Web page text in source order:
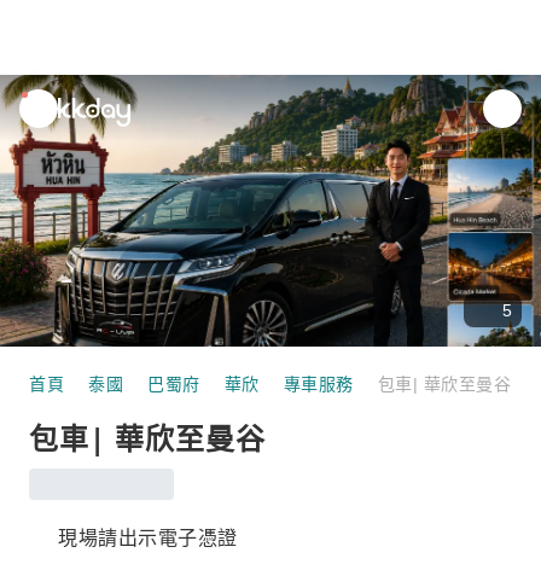
unread
notifications
5
首頁 泰國 巴蜀府 華欣 專車服務 包車| 華欣至曼谷
包車| 華欣至曼谷
現場請出示電子憑證